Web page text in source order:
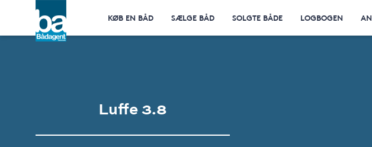
KØB EN BÅD SÆLGE BÅD SOLGTE BÅDE LOGBOGEN
Luffe 3.8